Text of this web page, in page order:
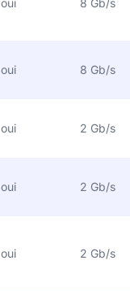
oui 8 Gb/s
oui 8 Gb/s
oui 2 Gb/s
oui 2 Gb/s
oui 2 Gb/s